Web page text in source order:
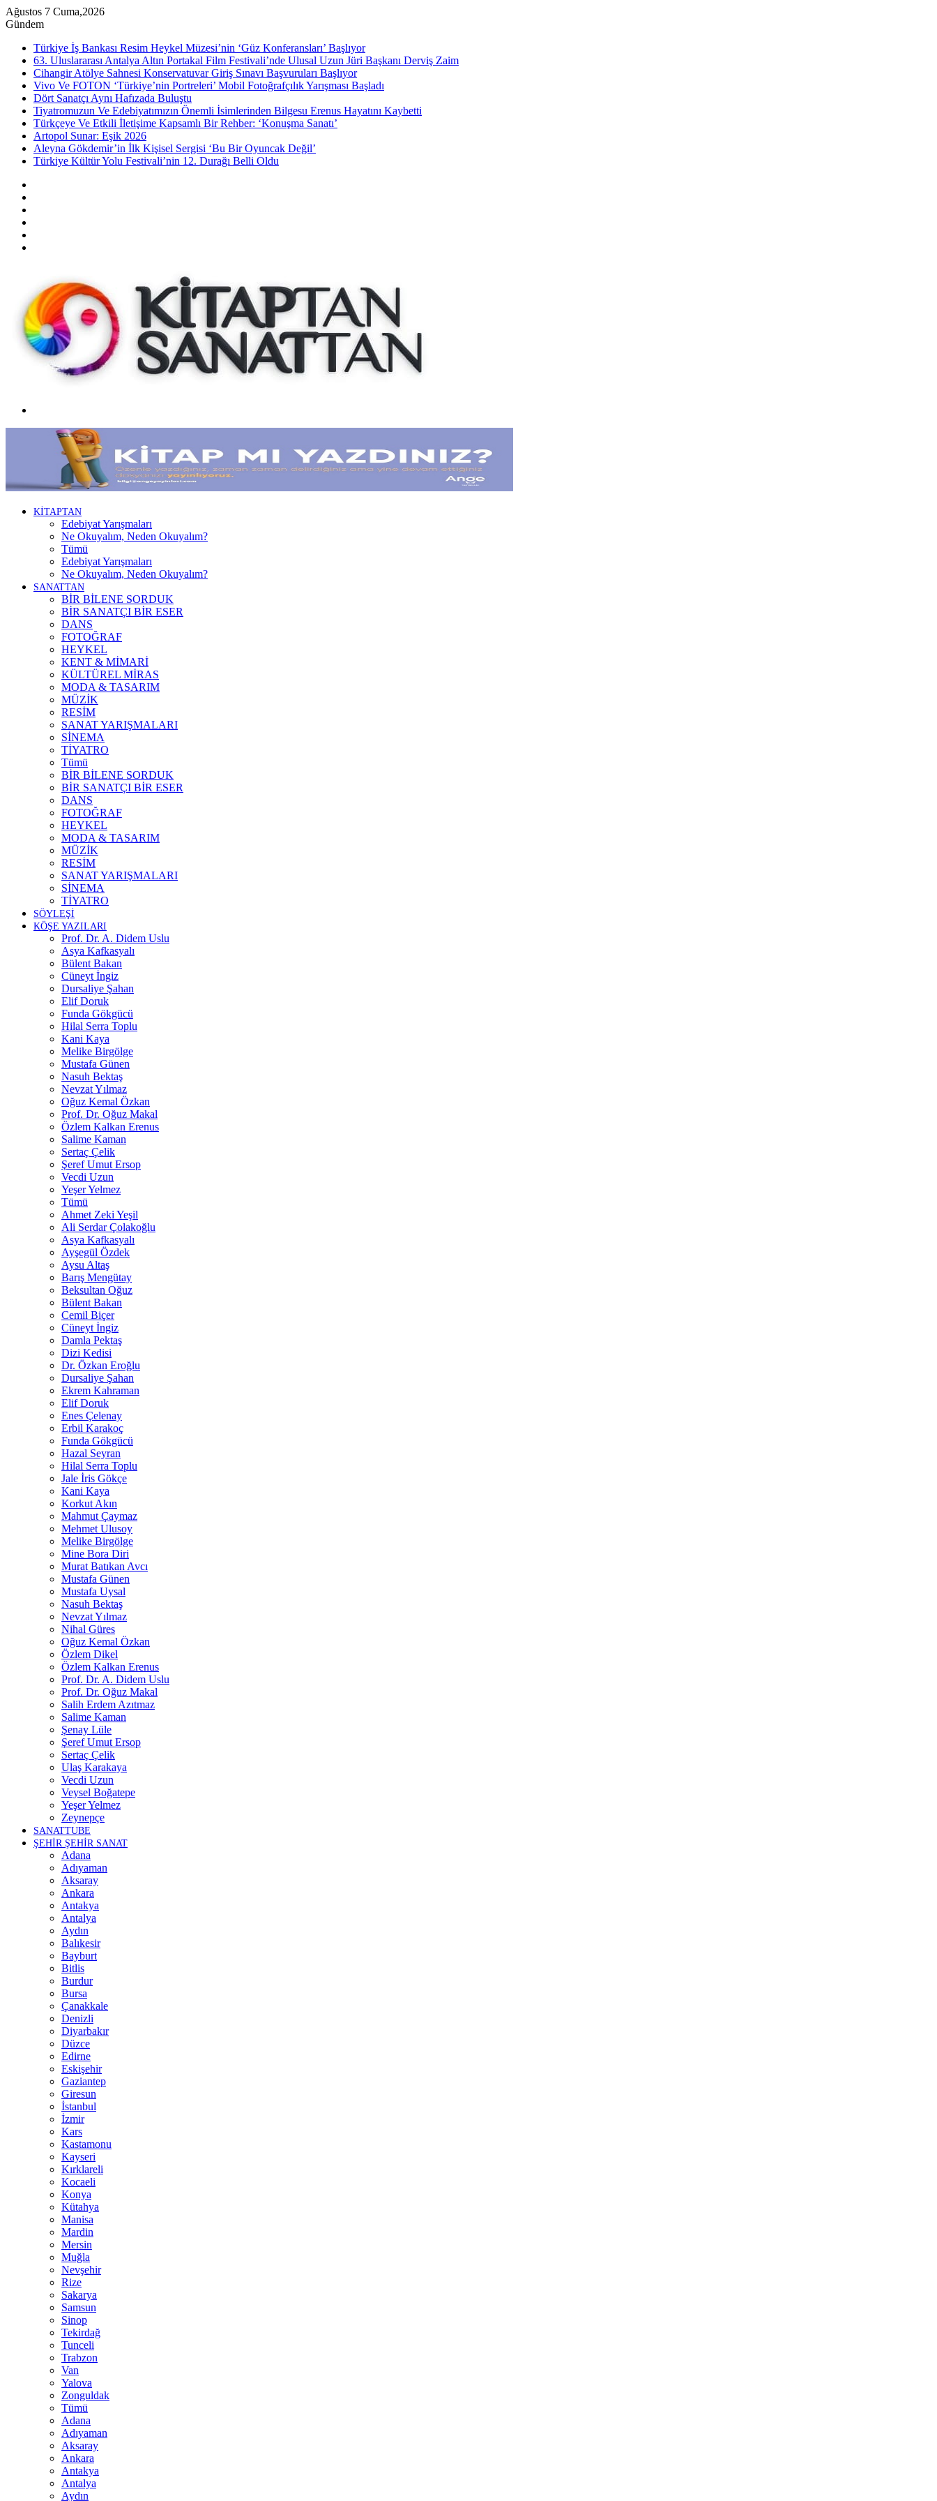
Ağustos 7 Cuma,2026
Gündem
Türkiye İş Bankası Resim Heykel Müzesi’nin ‘Güz Konferansları’ Başlıyor
63. Uluslararası Antalya Altın Portakal Film Festivali’nde Ulusal Uzun Jüri Başkanı Derviş Zaim
Cihangir Atölye Sahnesi Konservatuvar Giriş Sınavı Başvuruları Başlıyor
Vivo Ve FOTON ‘Türkiye’nin Portreleri’ Mobil Fotoğrafçılık Yarışması Başladı
Dört Sanatçı Aynı Hafızada Buluştu
Tiyatromuzun Ve Edebiyatımızın Önemli İsimlerinden Bilgesu Erenus Hayatını Kaybetti
Türkçeye Ve Etkili İletişime Kapsamlı Bir Rehber: ‘Konuşma Sanatı’
Artopol Sunar: Eşik 2026
Aleyna Gökdemir’in İlk Kişisel Sergisi ‘Bu Bir Oyuncak Değil’
Türkiye Kültür Yolu Festivali’nin 12. Durağı Belli Oldu
KİTAPTAN
Edebiyat Yarışmaları
Ne Okuyalım, Neden Okuyalım?
Tümü
Edebiyat Yarışmaları
Ne Okuyalım, Neden Okuyalım?
SANATTAN
BİR BİLENE SORDUK
BİR SANATÇI BİR ESER
DANS
FOTOĞRAF
HEYKEL
KENT & MİMARİ
KÜLTÜREL MİRAS
MODA & TASARIM
MÜZİK
RESİM
SANAT YARIŞMALARI
SİNEMA
TİYATRO
Tümü
BİR BİLENE SORDUK
BİR SANATÇI BİR ESER
DANS
FOTOĞRAF
HEYKEL
MODA & TASARIM
MÜZİK
RESİM
SANAT YARIŞMALARI
SİNEMA
TİYATRO
SÖYLEŞİ
KÖŞE YAZILARI
Prof. Dr. A. Didem Uslu
Asya Kafkasyalı
Bülent Bakan
Cüneyt İngiz
Dursaliye Şahan
Elif Doruk
Funda Gökgücü
Hilal Serra Toplu
Kani Kaya
Melike Birgölge
Mustafa Günen
Nasuh Bektaş
Nevzat Yılmaz
Oğuz Kemal Özkan
Prof. Dr. Oğuz Makal
Özlem Kalkan Erenus
Salime Kaman
Sertaç Çelik
Şeref Umut Ersop
Vecdi Uzun
Yeşer Yelmez
Tümü
Ahmet Zeki Yeşil
Ali Serdar Çolakoğlu
Asya Kafkasyalı
Ayşegül Özdek
Aysu Altaş
Barış Mengütay
Beksultan Oğuz
Bülent Bakan
Cemil Biçer
Cüneyt İngiz
Damla Pektaş
Dizi Kedisi
Dr. Özkan Eroğlu
Dursaliye Şahan
Ekrem Kahraman
Elif Doruk
Enes Çelenay
Erbil Karakoç
Funda Gökgücü
Hazal Seyran
Hilal Serra Toplu
Jale İris Gökçe
Kani Kaya
Korkut Akın
Mahmut Çaymaz
Mehmet Ulusoy
Melike Birgölge
Mine Bora Diri
Murat Batıkan Avcı
Mustafa Günen
Mustafa Uysal
Nasuh Bektaş
Nevzat Yılmaz
Nihal Güres
Oğuz Kemal Özkan
Özlem Dikel
Özlem Kalkan Erenus
Prof. Dr. A. Didem Uslu
Prof. Dr. Oğuz Makal
Salih Erdem Azıtmaz
Salime Kaman
Şenay Lüle
Şeref Umut Ersop
Sertaç Çelik
Ulaş Karakaya
Vecdi Uzun
Veysel Boğatepe
Yeşer Yelmez
Zeynepçe
SANATTUBE
ŞEHİR ŞEHİR SANAT
Adana
Adıyaman
Aksaray
Ankara
Antakya
Antalya
Aydın
Balıkesir
Bayburt
Bitlis
Burdur
Bursa
Çanakkale
Denizli
Diyarbakır
Düzce
Edirne
Eskişehir
Gaziantep
Giresun
İstanbul
İzmir
Kars
Kastamonu
Kayseri
Kırklareli
Kocaeli
Konya
Kütahya
Manisa
Mardin
Mersin
Muğla
Nevşehir
Rize
Sakarya
Samsun
Sinop
Tekirdağ
Tunceli
Trabzon
Van
Yalova
Zonguldak
Tümü
Adana
Adıyaman
Aksaray
Ankara
Antakya
Antalya
Aydın